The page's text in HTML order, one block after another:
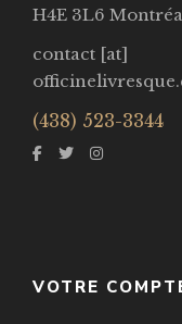
H4E 3L6
contact [at]
(438) 523-3344
VOTRE